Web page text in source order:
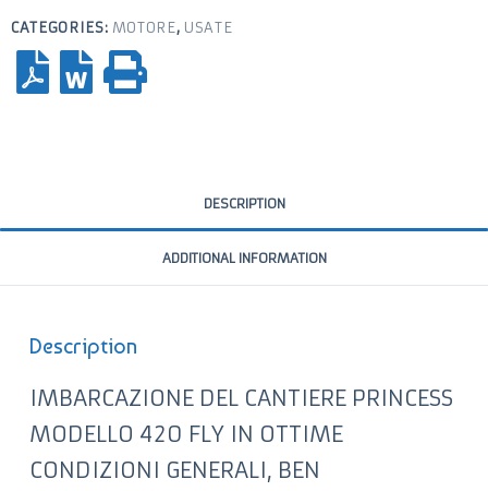
CATEGORIES: MOTORE, USATE
DESCRIPTION
ADDITIONAL INFORMATION
Description
IMBARCAZIONE DEL CANTIERE PRINCESS
MODELLO 420 FLY IN OTTIME
CONDIZIONI GENERALI, BEN